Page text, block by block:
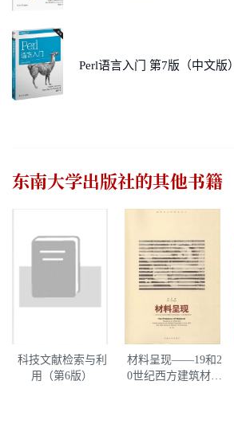
Perl语言入门 第7版（中文版）
东南大学出版社的其他书籍
科技文献检索与利
用（第6版）
材料呈现——19和2
0世纪西方建筑材料